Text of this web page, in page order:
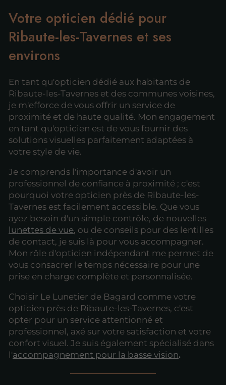
Votre opticien dédié pour
Ribaute-les-Tavernes et ses
environs
En tant qu'opticien dédié aux habitants de
Ribaute-les-Tavernes et des communes voisines,
je m'efforce de vous offrir un service de
proximité et de haute qualité. Mon engagement
en tant qu'opticien est de vous fournir des
solutions visuelles parfaitement adaptées à
votre style de vie.
Je comprends l'importance d'avoir un
professionnel de confiance à proximité ; c'est
pourquoi votre opticien près de Ribaute-les-
Tavernes est facilement accessible. Que vous
ayez besoin d'un simple contrôle, de nouvelles
lunettes de vue, ou de conseils pour des lentilles
de contact, je suis là pour vous accompagner.
Mon rôle d'opticien indépendant me permet de
vous consacrer le temps nécessaire pour une
prise en charge complète et personnalisée.
Choisir Le Lunetier de Bagard comme votre
opticien près de Ribaute-les-Tavernes, c'est
opter pour un service attentionné et
professionnel, axé sur votre satisfaction et votre
confort visuel. Je suis également spécialisé dans
l'accompagnement pour la basse vision.